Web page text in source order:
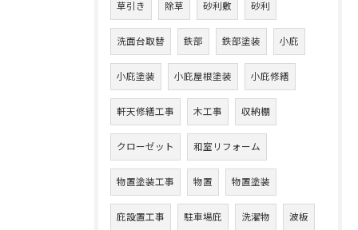
草引き 除草 砂利敷 砂利
洗面台取替 鉄部 鉄部塗装 小庇
小庇塗装 小庇屋根塗装 小庇修繕
軒天修繕工事 木工事 収納棚
クローゼット 和室リフォーム
物置塗装工事 物置 物置塗装
庇設置工事 駐車場庇 洗濯物 波板